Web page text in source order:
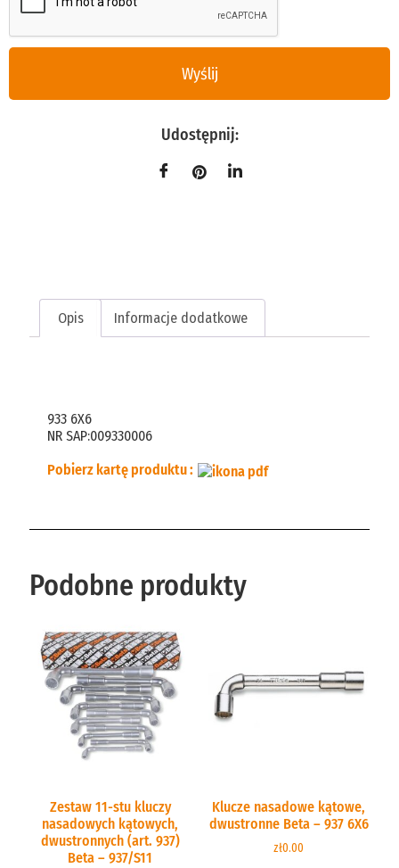
Wyślij
Udostępnij:
Opis Informacje dodatkowe
933 6X6
NR SAP:009330006
Pobierz kartę produktu :
Podobne produkty
Zestaw 11-stu kluczy
nasadowych kątowych,
dwustronnych (art. 937)
Beta – 937/S11
Klucze nasadowe kątowe,
dwustronne Beta – 937 6X6
zł0.00